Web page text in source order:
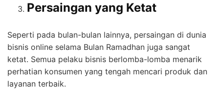
Persaingan yang Ketat
Seperti pada bulan-bulan lainnya, persaingan di dunia
bisnis online selama Bulan Ramadhan juga sangat
ketat. Semua pelaku bisnis berlomba-lomba menarik
perhatian konsumen yang tengah mencari produk dan
layanan terbaik.